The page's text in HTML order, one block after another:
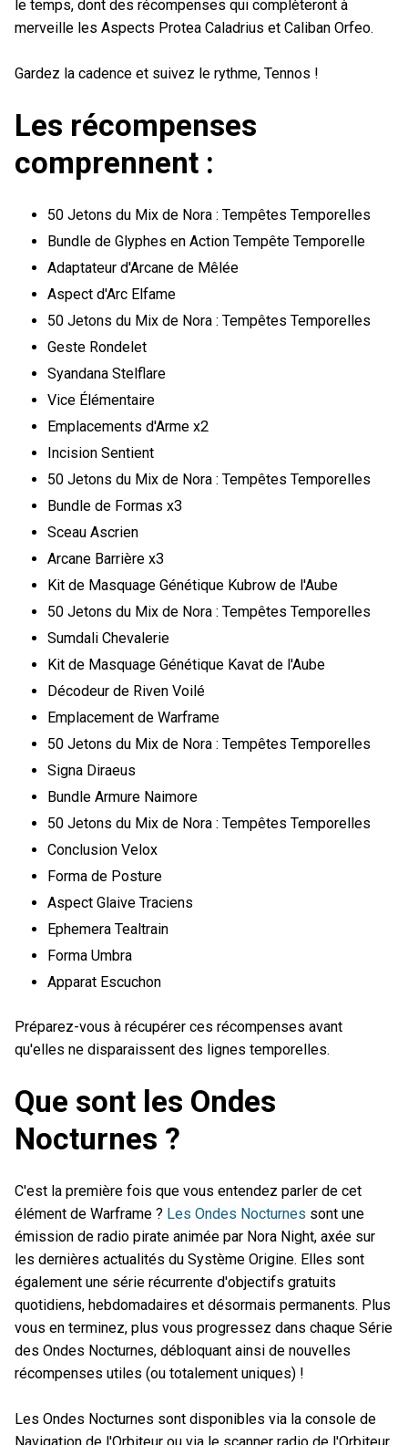
le temps, dont des récompenses qui complèteront à
merveille les Aspects Protea Caladrius et Caliban Orfeo.
Gardez la cadence et suivez le rythme, Tennos !
Les récompenses
comprennent :
50 Jetons du Mix de Nora : Tempêtes Temporelles
Bundle de Glyphes en Action Tempête Temporelle
Adaptateur d'Arcane de Mêlée
Aspect d'Arc Elfame
50 Jetons du Mix de Nora : Tempêtes Temporelles
Geste Rondelet
Syandana Stelflare
Vice Élémentaire
Emplacements d'Arme x2
Incision Sentient
50 Jetons du Mix de Nora : Tempêtes Temporelles
Bundle de Formas x3
Sceau Ascrien
Arcane Barrière x3
Kit de Masquage Génétique Kubrow de l'Aube
50 Jetons du Mix de Nora : Tempêtes Temporelles
Sumdali Chevalerie
Kit de Masquage Génétique Kavat de l'Aube
Décodeur de Riven Voilé
Emplacement de Warframe
50 Jetons du Mix de Nora : Tempêtes Temporelles
Signa Diraeus
Bundle Armure Naimore
50 Jetons du Mix de Nora : Tempêtes Temporelles
Conclusion Velox
Forma de Posture
Aspect Glaive Traciens
Ephemera Tealtrain
Forma Umbra
Apparat Escuchon
Préparez-vous à récupérer ces récompenses avant
qu'elles ne disparaissent des lignes temporelles.
Que sont les Ondes
Nocturnes ?
C'est la première fois que vous entendez parler de cet
élément de Warframe ? Les Ondes Nocturnes sont une
émission de radio pirate animée par Nora Night, axée sur
les dernières actualités du Système Origine. Elles sont
également une série récurrente d'objectifs gratuits
quotidiens, hebdomadaires et désormais permanents. Plus
vous en terminez, plus vous progressez dans chaque Série
des Ondes Nocturnes, débloquant ainsi de nouvelles
récompenses utiles (ou totalement uniques) !
Les Ondes Nocturnes sont disponibles via la console de
Navigation de l'Orbiteur ou via le scanner radio de l'Orbiteur,